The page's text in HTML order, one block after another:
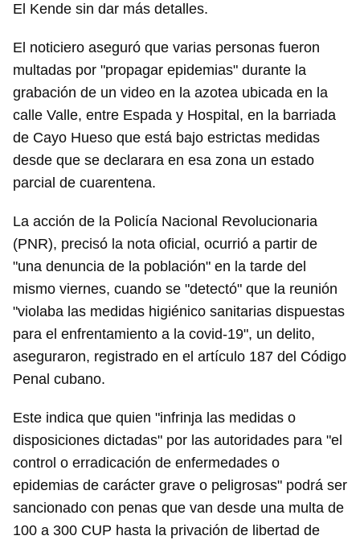
Guardar como favorito
Para poder guardar como favorito, primero has de
iniciar sesión con tu cuenta de 14ymedio.
INICIAR SESIÓN CANCELAR
El Kende sin dar más detalles.
El noticiero aseguró que varias personas fueron
multadas por "propagar epidemias" durante la
grabación de un video en la azotea ubicada en la
calle Valle, entre Espada y Hospital, en la barriada
de Cayo Hueso que está bajo estrictas medidas
desde que se declarara en esa zona un estado
parcial de cuarentena.
La acción de la Policía Nacional Revolucionaria
(PNR), precisó la nota oficial, ocurrió a partir de
"una denuncia de la población" en la tarde del
mismo viernes, cuando se "detectó" que la reunión
"violaba las medidas higiénico sanitarias dispuestas
para el enfrentamiento a la covid-19", un delito,
aseguraron, registrado en el artículo 187 del Código
Penal cubano.
Este indica que quien "infrinja las medidas o
disposiciones dictadas" por las autoridades para "el
control o erradicación de enfermedades o
epidemias de carácter grave o peligrosas" podrá ser
sancionado con penas que van desde una multa de
100 a 300 CUP hasta la privación de libertad de